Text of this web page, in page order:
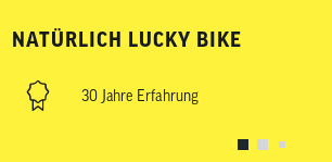
NATÜRLICH LUCKY BIKE
30 Jahre Erfahrung